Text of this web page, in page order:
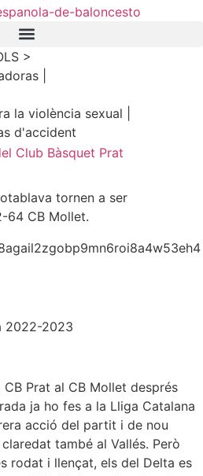
>
|
la violència sexual |
d'accident
tornen a ser
64 CB Mollet.
2022-2023
Prat al CB Mollet després
ja ho fes a la Lliga Catalana
acció del partit i de nou
també al Vallés. Però
rodat i llençat, els del Delta es